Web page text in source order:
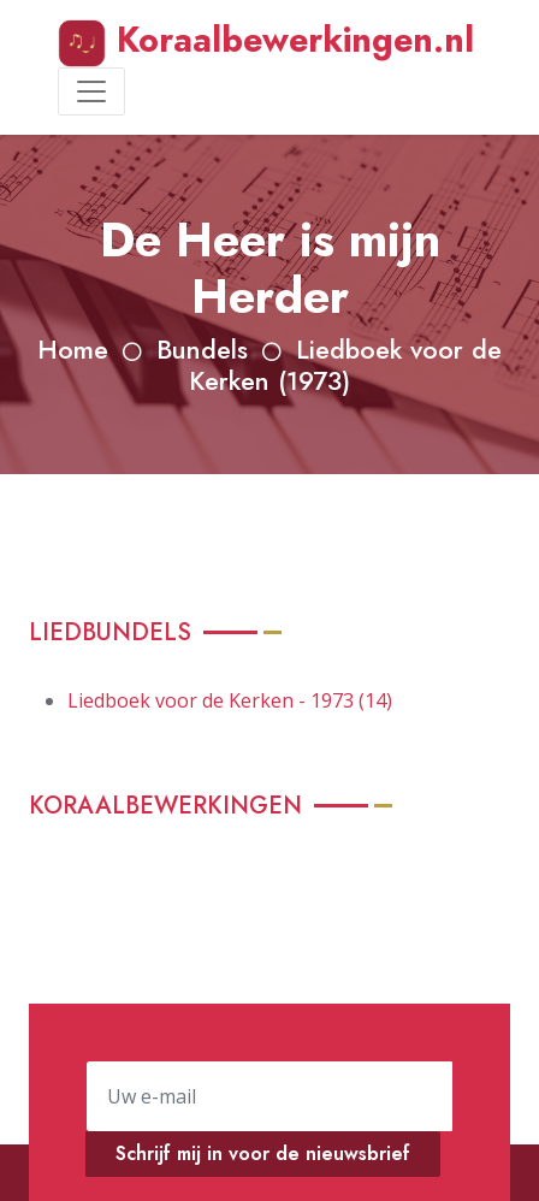
Koraalbewerkingen.nl
De Heer is mijn
Herder
Home Bundels
Liedboek voor de
Kerken (1973)
LIEDBUNDELS
Liedboek voor de Kerken - 1973 (14)
KORAALBEWERKINGEN
Schrijf mij in voor de nieuwsbrief